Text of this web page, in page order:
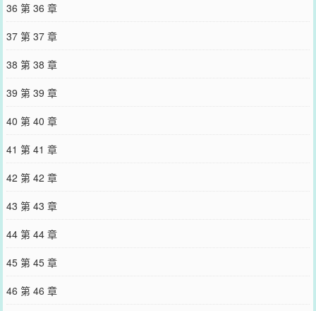
36 第 36 章
37 第 37 章
38 第 38 章
39 第 39 章
40 第 40 章
41 第 41 章
42 第 42 章
43 第 43 章
44 第 44 章
45 第 45 章
46 第 46 章